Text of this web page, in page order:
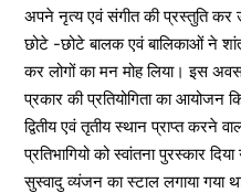
अपने नृत्य एवं संगीत की प्रस्तुति कर
छोटे -छोटे बालक एवं बालिकाओं ने
कर लोगों का मन मोह लिया। इस
प्रकार की प्रतियोगिता का आयोजन
द्वितीय एवं तृतीय स्थान प्राप्त करने
प्रतिभागियो को स्वांतना पुरस्कार
सुस्वादु व्यंजन का स्टाल लगाया